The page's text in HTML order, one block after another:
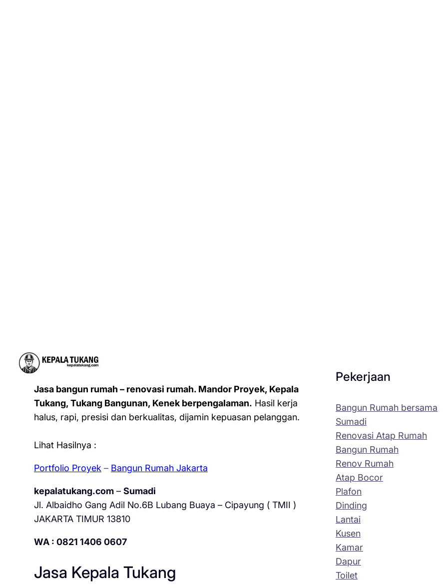
Jasa bangun rumah – renovasi rumah. Mandor Proyek, Kepala
Tukang, Tukang Bangunan, Kenek berpengalaman. Hasil kerja
halus, rapi, presisi dan berkualitas, dijamin kepuasan pelanggan.
Lihat Hasilnya :
Portfolio Proyek – Bangun Rumah Jakarta
kepalatukang.com– Sumadi
Jl. Albaidho Gang Adil No.6B Lubang Buaya – Cipayung ( TMII )
JAKARTA TIMUR 13810
WA : 0821 1406 0607
Jasa Kepala Tukang
Pekerjaan
Bangun Rumah bersama
Sumadi
Renovasi Atap Rumah
Bangun Rumah
Renov Rumah
Atap Bocor
Plafon
Dinding
Lantai
Kusen
Kamar
Dapur
Toilet